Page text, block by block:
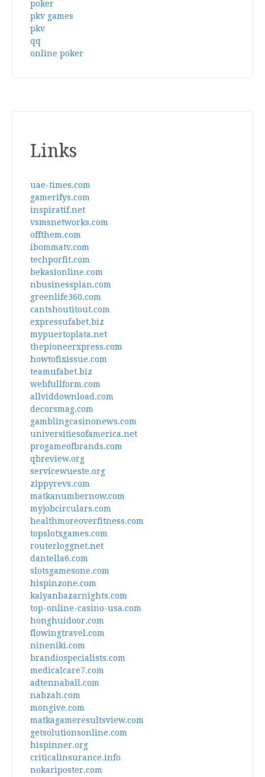
poker
pkv games
pkv
qq
online poker
Links
uae-times.com
gamerifys.com
inspiratif.net
vsmsnetworks.com
offthem.com
ibommatv.com
techporfit.com
bekasionline.com
nbusinessplan.com
greenlife360.com
cantshoutitout.com
expressufabet.biz
mypuertoplata.net
thepioneerxpress.com
howtofixissue.com
teamufabet.biz
webfullform.com
allviddownload.com
decorsmag.com
gamblingcasinonews.com
universitiesofamerica.net
progameofbrands.com
qbreview.org
servicewueste.org
zippyrevs.com
matkanumbernow.com
myjobcirculars.com
healthmoreoverfitness.com
topslotxgames.com
routerloggnet.net
dantella6.com
slotsgamesone.com
hispinzone.com
kalyanbazarnights.com
top-online-casino-usa.com
honghuidoor.com
flowingtravel.com
nineniki.com
brandiospecialists.com
medicalcare7.com
adtennaball.com
nabzah.com
mongive.com
matkagameresultsview.com
getsolutionsonline.com
hispinner.org
criticalinsurance.info
nokariposter.com